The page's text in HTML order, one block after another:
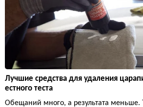
Лучшие средства для удаления
естного теста
Обещаний много, а результата меньше.